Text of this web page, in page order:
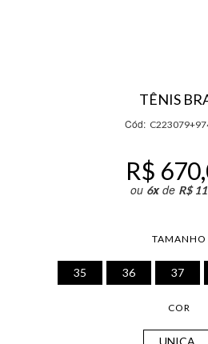
TÊNIS
Cód:
R$
ou 6xde R$
TAMANHO
35 36 37
COR